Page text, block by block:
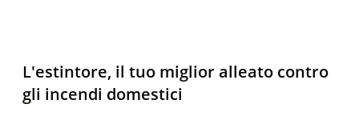
L'estintore, il tuo miglior alleato contro
gli incendi domestici